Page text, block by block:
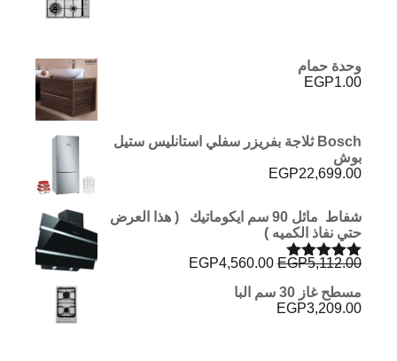
وحدة حمام
EGP1.00
Bosch ثلاجة بفريزر سفلي استانليس ستيل
بوش
EGP22,699.00
شفاط مائل 90 سم ايكوماتيك ( هذا العرض
حتي نفاذ الكميه )
تم التقييم
من 5
EGP5,112.00
السعر
هو:
EGP4,560.00
مسطح غاز 30 سم البا
EGP3,209.00